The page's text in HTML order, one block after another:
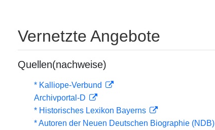
Vernetzte Angebote
Quellen(nachweise)
* Kalliope-Verbund
Archivportal-D
* Historisches Lexikon Bayerns
* Autoren der Neuen Deutschen Biographie (NDB)